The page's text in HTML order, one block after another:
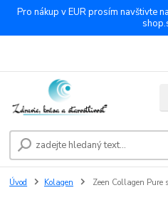
Pro nákup v EUR prosím navštivte
Úvod Kolagen Zeen Collagen Pure